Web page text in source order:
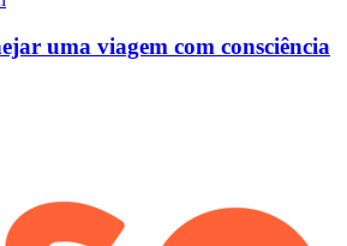
uma viagem com consciência